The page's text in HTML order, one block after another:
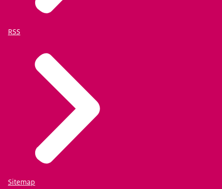
RSS
Sitemap